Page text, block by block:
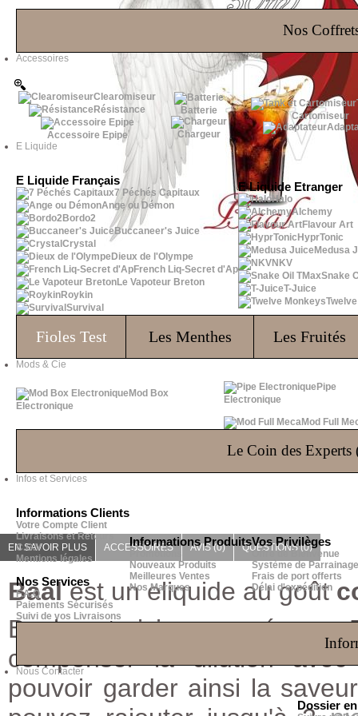
Nos
Accessoires
Clearomiseur
Résistance
Accessoire Epipe
Batterie
Chargeur
Cartomiseur
E Liquide
E Liquide Français
7 Péchés Capitaux
Ange ou Démon
Bordo2
Buccaneer's Juice
Crystal
Dieux de l'Olympe
French Liq-Secret d'Ap
Le Vapoteur Breton
Roykin
Survival
E Liquide Etranger
Halo
Alchemy
Flavour Art
HyprTonic
Medusa
NKV
Snake
T-Juice
Fioles Test Les Menthes Les Fruités
Mods & Cie
Mod Box
Electronique
Pipe
Electronique
Mod Full
Le Coin des Experts
Infos et Services
Informations Clients
Votre Compte Client
Livraisons et Retours
C.G.V
Mentions légales
Nos Services
F.A.Q
Paiements Sécurisés
Suivi de vos Livraisons
Informations Produits
Promotions
Nouveaux Produits
Meilleures Ventes
Nos Marques
Vos Privilèges
Offre de Bienvenue
Système de Parrainage
Frais de port offerts
Délai d'expédition
Nous Contacter
Dossier
EN SAVOIR PLUS ACCESSOIRES AVIS (0) QUESTIONS(0)
Baalest un eliquide au goût
Baalest ici proposé en
compenser la dilution
pouvoir garder ainsi la